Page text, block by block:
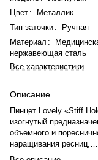
Цвет :
Металлик
Тип заточки :
Ручная
Материал :
нержавеющая сталь
Все характеристики
Описание
Пинцет Lovely «Stiff
изогнутый
объемного и
наращивания ресниц,
обеспечивает полное